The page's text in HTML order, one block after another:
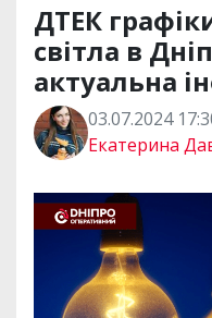
ДТЕК
світла в
актуальна
03.07.2024
Екатерина